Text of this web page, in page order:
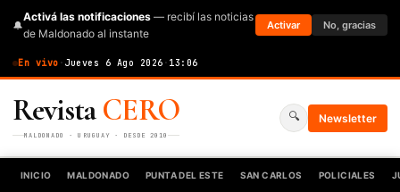
🔔
Activá las notificaciones — recibí las noticias
de Maldonado al instante
Activar No, gracias
En vivo · Jueves 6 Ago 2026 · 13:06
RevistaCERO
MALDONADO · URUGUAY · DESDE 2010
🔍 Newsletter
INICIO MALDONADO PUNTA DEL ESTE SAN CARLOS POLICIALES